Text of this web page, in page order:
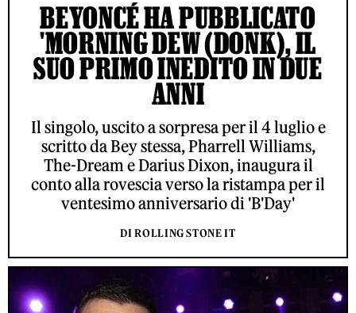
BEYONCÉ HA PUBBLICATO
'MORNING DEW (DONK), IL
SUO PRIMO INEDITO IN DUE
ANNI
Il singolo, uscito a sorpresa per il 4 luglio e
scritto da Bey stessa, Pharrell Williams,
The-Dream e Darius Dixon, inaugura il
conto alla rovescia verso la ristampa per il
ventesimo anniversario di 'B'Day'
DI ROLLING STONE IT